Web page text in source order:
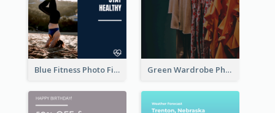
Blue Fitness Photo Fitness Class Instagram Story Green Wardrobe Photo Shopping Sale Instagram Story